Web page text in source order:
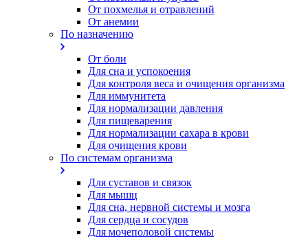
От похмелья и отравлений
От анемии
По назначению
От боли
Для сна и успокоения
Для контроля веса и очищения организма
Для иммунитета
Для нормализации давления
Для пищеварения
Для нормализации сахара в крови
Для очищения крови
По системам организма
Для суставов и связок
Для мышц
Для сна, нервной системы и мозга
Для сердца и сосудов
Для мочеполовой системы